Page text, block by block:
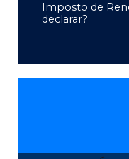
Imposto de
declarar?